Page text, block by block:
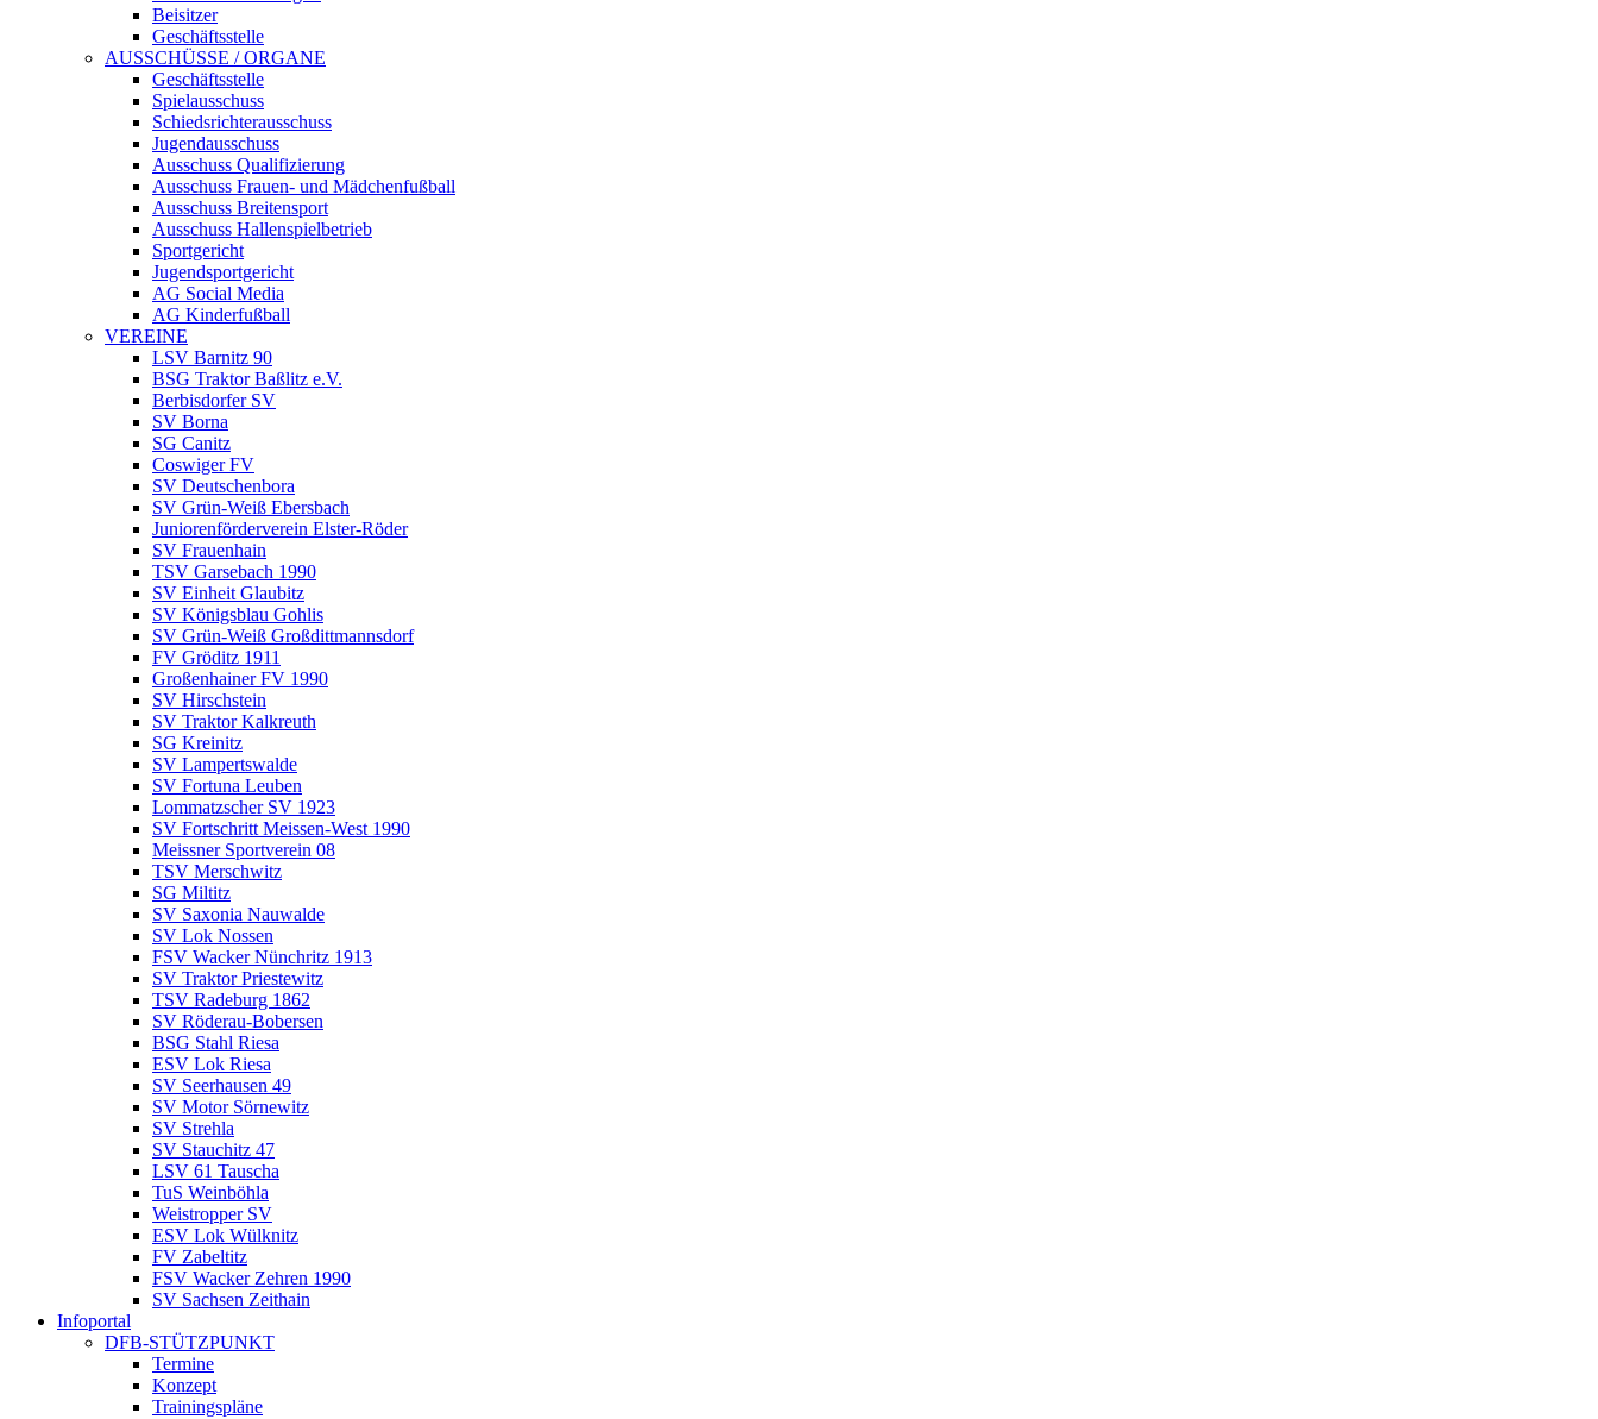
Beisitzer
Geschäftsstelle
AUSSCHÜSSE / ORGANE
Geschäftsstelle
Spielausschuss
Schiedsrichterausschuss
Jugendausschuss
Ausschuss Qualifizierung
Ausschuss Frauen- und Mädchenfußball
Ausschuss Breitensport
Ausschuss Hallenspielbetrieb
Sportgericht
Jugendsportgericht
AG Social Media
AG Kinderfußball
VEREINE
LSV Barnitz 90
BSG Traktor Baßlitz e.V.
Berbisdorfer SV
SV Borna
SG Canitz
Coswiger FV
SV Deutschenbora
SV Grün-Weiß Ebersbach
Juniorenförderverein Elster-Röder
SV Frauenhain
TSV Garsebach 1990
SV Einheit Glaubitz
SV Königsblau Gohlis
SV Grün-Weiß Großdittmannsdorf
FV Gröditz 1911
Großenhainer FV 1990
SV Hirschstein
SV Traktor Kalkreuth
SG Kreinitz
SV Lampertswalde
SV Fortuna Leuben
Lommatzscher SV 1923
SV Fortschritt Meissen-West 1990
Meissner Sportverein 08
TSV Merschwitz
SG Miltitz
SV Saxonia Nauwalde
SV Lok Nossen
FSV Wacker Nünchritz 1913
SV Traktor Priestewitz
TSV Radeburg 1862
SV Röderau-Bobersen
BSG Stahl Riesa
ESV Lok Riesa
SV Seerhausen 49
SV Motor Sörnewitz
SV Strehla
SV Stauchitz 47
LSV 61 Tauscha
TuS Weinböhla
Weistropper SV
ESV Lok Wülknitz
FV Zabeltitz
FSV Wacker Zehren 1990
SV Sachsen Zeithain
Infoportal
DFB-STÜTZPUNKT
Termine
Konzept
Trainingspläne